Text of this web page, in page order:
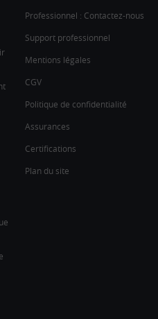
Professionnel : Contactez-nous
Support professionnel
Mentions légales
CGV
Politique de confidentialité
Assurances
Certifications
Plan du site